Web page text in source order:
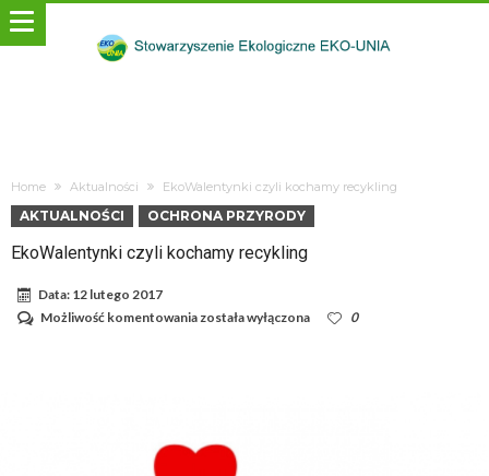
Home Aktualności EkoWalentynki czyli kochamy recykling
AKTUALNOŚCI OCHRONA PRZYRODY
EkoWalentynki czyli kochamy recykling
Data: 12 lutego 2017
Możliwość komentowania EkoWalentynki
została wyłączona 0